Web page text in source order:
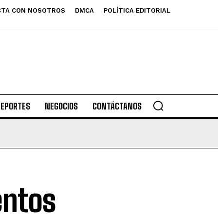
CON NOSOTROS DMCA POLÍTICA EDITORIAL
NEGOCIOS CONTÁCTANOS